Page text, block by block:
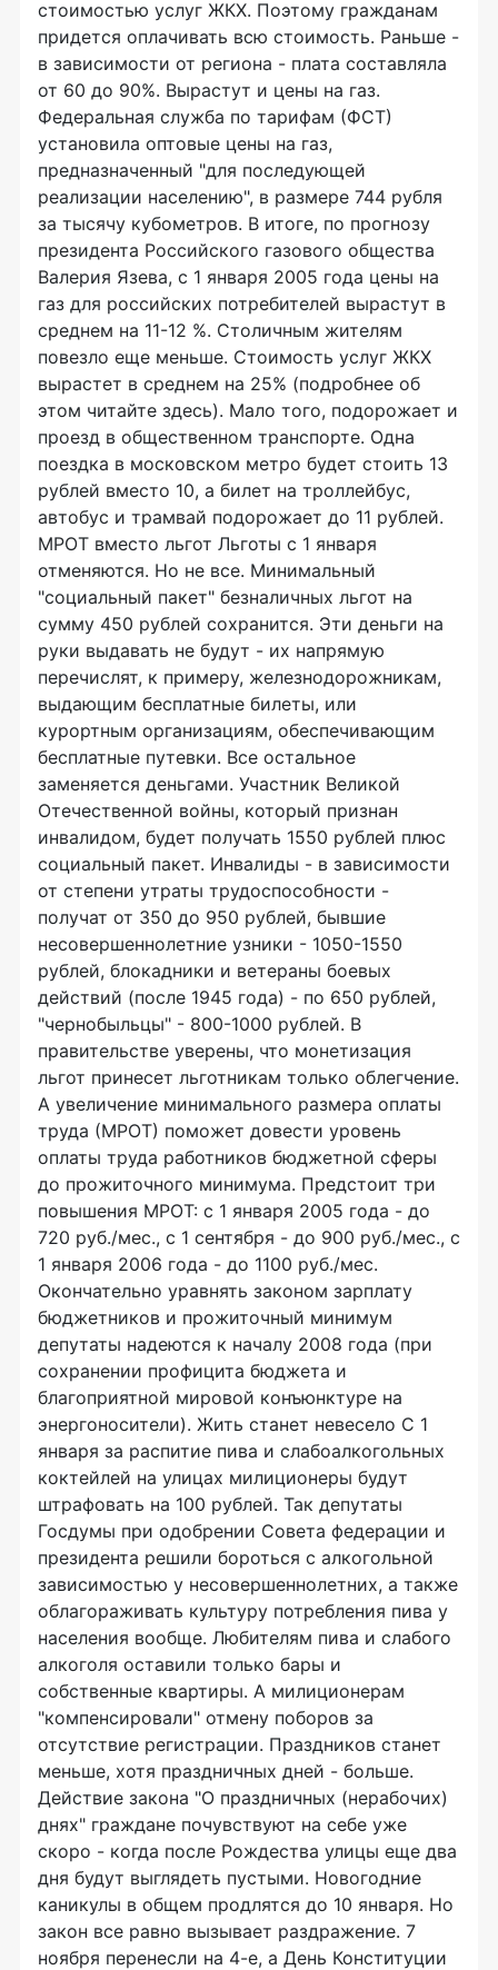
стоимостью услуг ЖКХ. Поэтому гражданам
придется оплачивать всю стоимость. Раньше -
в зависимости от региона - плата составляла
от 60 до 90%. Вырастут и цены на газ.
Федеральная служба по тарифам (ФСТ)
установила оптовые цены на газ,
предназначенный "для последующей
реализации населению", в размере 744 рубля
за тысячу кубометров. В итоге, по прогнозу
президента Российского газового общества
Валерия Язева, с 1 января 2005 года цены на
газ для российских потребителей вырастут в
среднем на 11-12 %. Столичным жителям
повезло еще меньше. Стоимость услуг ЖКХ
вырастет в среднем на 25% (подробнее об
этом читайте здесь). Мало того, подорожает и
проезд в общественном транспорте. Одна
поездка в московском метро будет стоить 13
рублей вместо 10, а билет на троллейбус,
автобус и трамвай подорожает до 11 рублей.
МРОТ вместо льгот Льготы с 1 января
отменяются. Но не все. Минимальный
"социальный пакет" безналичных льгот на
сумму 450 рублей сохранится. Эти деньги на
руки выдавать не будут - их напрямую
перечислят, к примеру, железнодорожникам,
выдающим бесплатные билеты, или
курортным организациям, обеспечивающим
бесплатные путевки. Все остальное
заменяется деньгами. Участник Великой
Отечественной войны, который признан
инвалидом, будет получать 1550 рублей плюс
социальный пакет. Инвалиды - в зависимости
от степени утраты трудоспособности -
получат от 350 до 950 рублей, бывшие
несовершеннолетние узники - 1050-1550
рублей, блокадники и ветераны боевых
действий (после 1945 года) - по 650 рублей,
"чернобыльцы" - 800-1000 рублей. В
правительстве уверены, что монетизация
льгот принесет льготникам только облегчение.
А увеличение минимального размера оплаты
труда (МРОТ) поможет довести уровень
оплаты труда работников бюджетной сферы
до прожиточного минимума. Предстоит три
повышения МРОТ: с 1 января 2005 года - до
720 руб./мес., с 1 сентября - до 900 руб./мес., с
1 января 2006 года - до 1100 руб./мес.
Окончательно уравнять законом зарплату
бюджетников и прожиточный минимум
депутаты надеются к началу 2008 года (при
сохранении профицита бюджета и
благоприятной мировой конъюнктуре на
энергоносители). Жить станет невесело С 1
января за распитие пива и слабоалкогольных
коктейлей на улицах милиционеры будут
штрафовать на 100 рублей. Так депутаты
Госдумы при одобрении Совета федерации и
президента решили бороться с алкогольной
зависимостью у несовершеннолетних, а также
облагораживать культуру потребления пива у
населения вообще. Любителям пива и слабого
алкоголя оставили только бары и
собственные квартиры. А милиционерам
"компенсировали" отмену поборов за
отсутствие регистрации. Праздников станет
меньше, хотя праздничных дней - больше.
Действие закона "О праздничных (нерабочих)
днях" граждане почувствуют на себе уже
скоро - когда после Рождества улицы еще два
дня будут выглядеть пустыми. Новогодние
каникулы в общем продлятся до 10 января. Но
закон все равно вызывает раздражение. 7
ноября перенесли на 4-е, а День Конституции